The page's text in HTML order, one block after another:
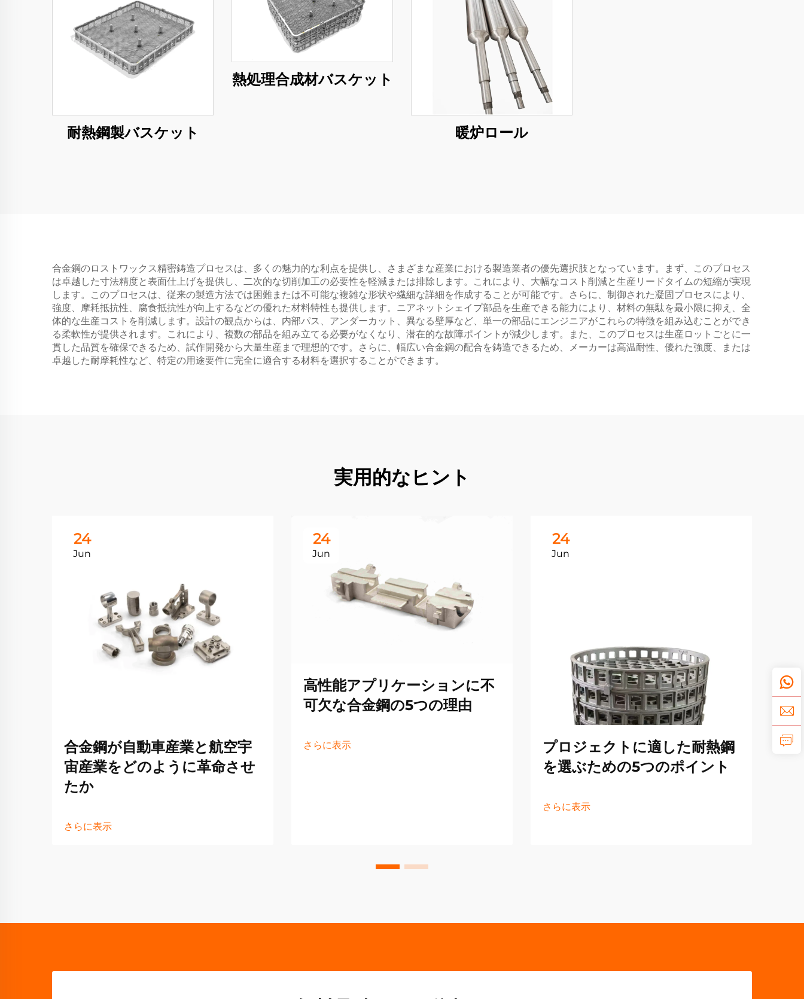
耐熱鋼製バスケット
熱処理合成材バスケット
暖炉ロール
合金鋼のロストワックス精密鋳造プロセスは、多くの魅力的な利点を提供し、さまざまな産業における製造業者の優先選択肢となっています。まず、このプロセス
は卓越した寸法精度と表面仕上げを提供し、二次的な切削加工の必要性を軽減または排除します。これにより、大幅なコスト削減と生産リードタイムの短縮が実現
します。このプロセスは、従来の製造方法では困難または不可能な複雑な形状や繊細な詳細を作成することが可能です。さらに、制御された凝固プロセスにより、
強度、摩耗抵抗性、腐食抵抗性が向上するなどの優れた材料特性も提供します。ニアネットシェイプ部品を生産できる能力により、材料の無駄を最小限に抑え、全
体的な生産コストを削減します。設計の観点からは、内部パス、アンダーカット、異なる壁厚など、単一の部品にエンジニアがこれらの特徴を組み込むことができ
る柔軟性が提供されます。これにより、複数の部品を組み立てる必要がなくなり、潜在的な故障ポイントが減少します。また、このプロセスは生産ロットごとに一
貫した品質を確保できるため、試作開発から大量生産まで理想的です。さらに、幅広い合金鋼の配合を鋳造できるため、メーカーは高温耐性、優れた強度、または
卓越した耐摩耗性など、特定の用途要件に完全に適合する材料を選択することができます。
実用的なヒント
24
Jun
合金鋼が自動車産業と航空宇
宙産業をどのように革命させ
たか
さらに表示
24
Jun
高性能アプリケーションに不
可欠な合金鋼の5つの理由
さらに表示
24
Jun
プロジェクトに適した耐熱鋼
を選ぶための5つのポイント
さらに表示
鋳
の
さら